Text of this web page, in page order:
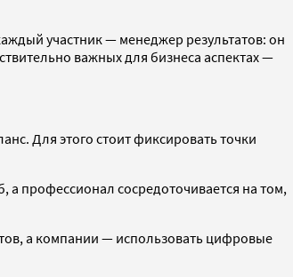
участник — менеджер результатов: он
важных для бизнеса аспектах —
Для этого стоит фиксировать точки
а профессионал сосредоточивается на том,
а компании — использовать цифровые